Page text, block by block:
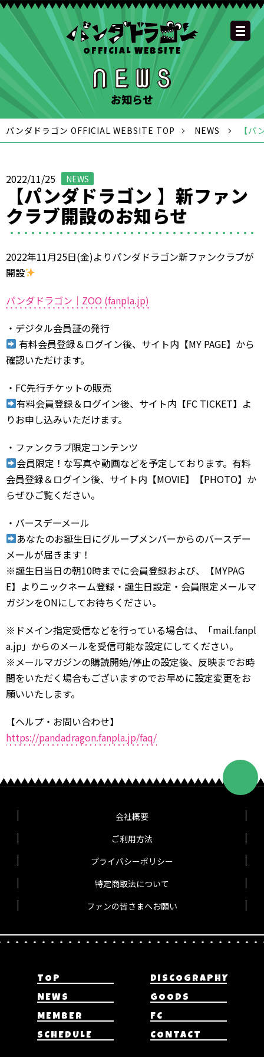
OFFICIAL WEBSITEOFFICIAL SITE TOP
NEWS MEMBER
SCHEDULE DISCOGRAPHY
GOODS
FAQ CONTACT
YOUTUBE
CHANNEL
INSTAGRAM
OFFICIAL
TWITTER
OFFICIAL LINE
ACCOUNT
OFFICIAL
TIKTOK
お知らせ
パンダドラゴン OFFICIAL WEBSITE TOP NEWS 【
2022/11/25 NEWS
【パンダドラゴン 】新ファン
クラブ開設のお知らせ
2022年11月25日(金)よりパンダドラゴン新ファンクラブが
開設
パンダドラゴン｜ZOO (fanpla.jp)
・デジタル会員証の発行
有料会員登録＆ログイン後、サイト内【MY PAGE】から
確認いただけます。
・FC先行チケットの販売
有料会員登録＆ログイン後、サイト内【FC TICKET】よ
りお申し込みいただけます。
・ファンクラブ限定コンテンツ
会員限定！な写真や動画などを予定しております。有料
会員登録＆ログイン後、サイト内【MOVIE】【PHOTO】か
らぜひご覧ください。
・バースデーメール
あなたのお誕生日にグループメンバーからのバースデー
メールが届きます！
※誕生日当日の朝10時までに会員登録および、【MYPAG
E】よりニックネーム登録・誕生日設定・会員限定メールマ
ガジンをONにしてお待ちください。
※ドメイン指定受信などを行っている場合は、「mail.fanpl
a.jp」からのメールを受信可能な設定にしてください。
※メールマガジンの購読開始/停止の設定後、反映までお時
間をいただく場合もございますのでお早めに設定変更をお
願いいたします。
【ヘルプ・お問い合わせ】
https://pandadragon.fanpla.jp/faq/
会社概要
ご利用方法
プライバシーポリシー
特定商取法について
ファンの皆さまへお願い
TOP
DISCOGRAPHY
NEWS
GOODS
MEMBER
FC
SCHEDULE
CONTACT